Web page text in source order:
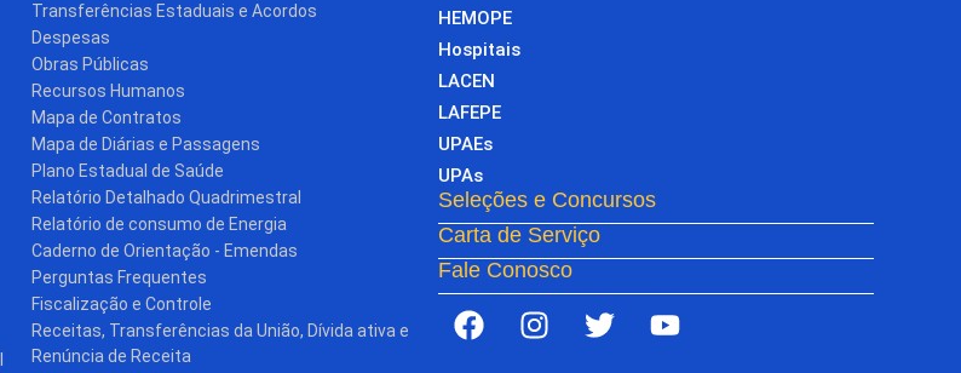
Transferências Estaduais e Acordos
Despesas
Obras Públicas
Recursos Humanos
Mapa de Contratos
Mapa de Diárias e Passagens
Plano Estadual de Saúde
Relatório Detalhado Quadrimestral
Relatório de consumo de Energia
Caderno de Orientação - Emendas
Perguntas Frequentes
Fiscalização e Controle
Receitas, Transferências da União, Dívida ativa e
Renúncia de Receita
HEMOPE
Hospitais
LACEN
LAFEPE
UPAEs
UPAs
Seleções e Concursos
Carta de Serviço
Fale Conosco